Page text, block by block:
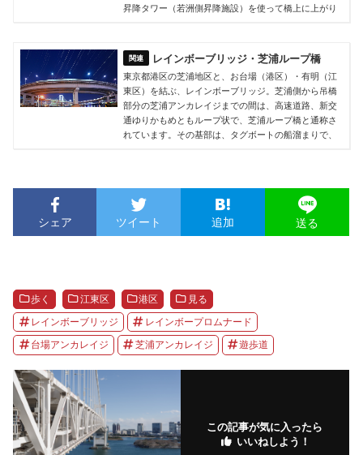
昇降タワー（若洲側昇降施設）を使って橋上に上がり
レインボーブリッジ・芝浦ループ橋
東京都港区の芝浦地区と、お台場（港区）・有明（江
東区）を結ぶ、レインボーブリッジ。芝浦側から吊橋
部分の芝浦アンカレイジまでの間は、高速道路、新交
通ゆりかもめともループ状で、芝浦ループ橋と通称さ
れています。その基部は、タグボートの船溜まりで、
シェア ツイート 追加 送る
歩く 江東区 港区 見る
レインボーブリッジ レインボープロムナード
台場アンカレイジ 芝浦アンカレイジ 遊歩道
この記事が気に入ったら
いいねしよう！